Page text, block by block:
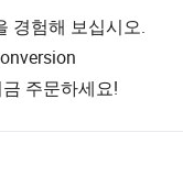
경험해 보십시오.
주문하세요!